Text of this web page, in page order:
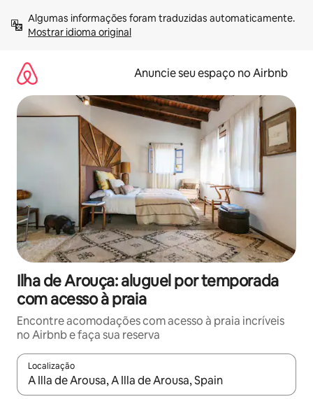
para
Mostrar idioma original
Anuncie seu espaço no Airbnb
Ilha de Arouça: aluguel por temporada
com acesso à praia
Encontre acomodações com acesso à praia incríveis
no Airbnb e faça sua reserva
Localização
Quando os resultados estiverem disponíveis, explore-os